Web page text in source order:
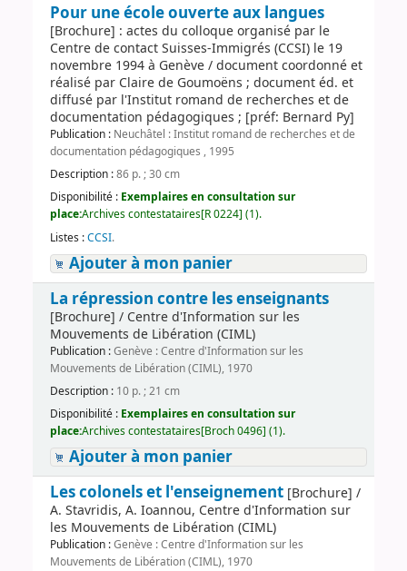
Pour une école ouverte aux langues
[Brochure] : actes du colloque organisé par le
Centre de contact Suisses-Immigrés (CCSI) le 19
novembre 1994 à Genève / document coordonné et
réalisé par Claire de Goumoëns ; document éd. et
diffusé par l'Institut romand de recherches et de
documentation pédagogiques ; [préf: Bernard Py]
Publication : Neuchâtel : Institut romand de recherches et de
documentation pédagogiques , 1995
Description :86 p. ; 30 cm
Disponibilité : Exemplaires en consultation sur
place:Archives contestataires[R 0224] (1).
Listes :CCSI.
Ajouter à mon panier
La répression contre les enseignants
[Brochure] / Centre d'Information sur les
Mouvements de Libération (CIML)
Publication :Genève : Centre d'Information sur les
Mouvements de Libération (CIML), 1970
Description : 10 p. ; 21 cm
Disponibilité : Exemplaires en consultation sur
place:Archives contestataires[Broch 0496] (1).
Ajouter à mon panier
Les colonels et l'enseignement[Brochure] /
A. Stavridis, A. Ioannou, Centre d'Information sur
les Mouvements de Libération (CIML)
Publication :Genève : Centre d'Information sur les
Mouvements de Libération (CIML), 1970